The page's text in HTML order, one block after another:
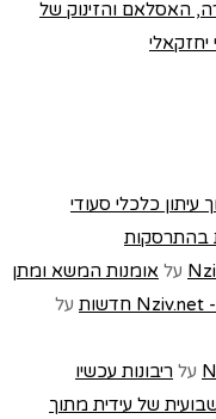
האסלאם והזינוק של
יחזקאלי
כלכלי סעודי
בהתרסקות
על אומנות המשא ומתן
על
על ריבונות עכשיו
של עידית מתוך